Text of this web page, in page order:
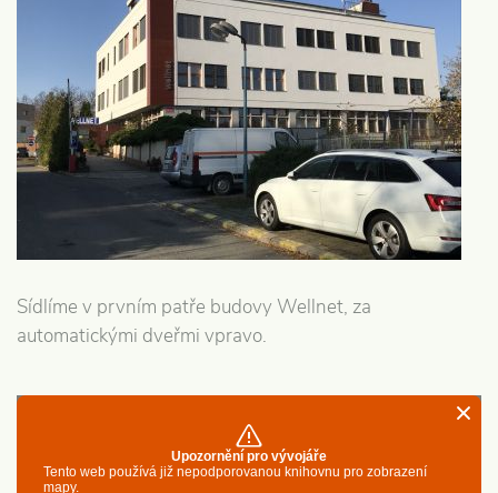
Sídlíme v prvním patře budovy Wellnet, za
automatickými dveřmi vpravo.